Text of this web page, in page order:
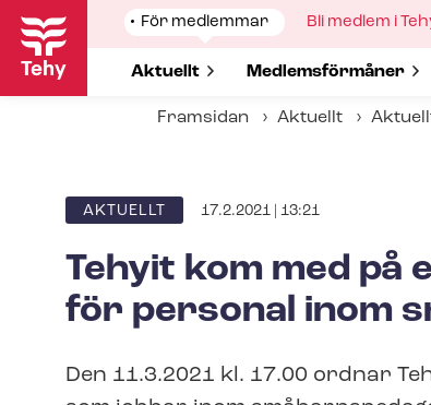
Hoppa
huvudinnehåll
Show
submenu
for
För medlemmar
Show submenu for
Aktuellt Show submenu for
Med­lems­för­må­ner
Show
for
Bli medlem i
Framsidan Aktuellt
ARTICLE
AKTUELLT 17.2.2021 | 13:21
Tehyit kom med på
för personal inom
Den 11.3.2021 kl. 17.00 ordnar